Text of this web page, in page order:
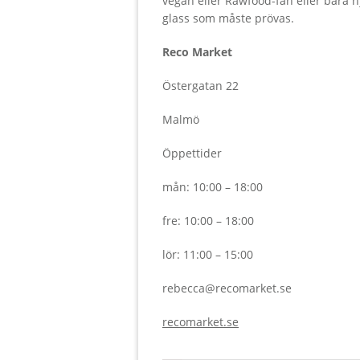
glass som måste prövas.
Reco Market
Östergatan 22
Malmö
Öppettider
mån: 10:00 – 18:00
fre: 10:00 – 18:00
lör: 11:00 – 15:00
rebecca@recomarket.se
recomarket.se